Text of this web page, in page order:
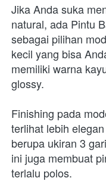
Jika Anda suka
natural, ada Pintu
sebagai pilihan
kecil yang bisa
memiliki warna
glossy.
Finishing pada
terlihat lebih
berupa ukiran 3
ini juga membuat
terlalu polos.